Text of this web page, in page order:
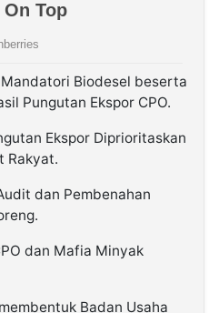
Biodesel beserta
Pungutan Ekspor CPO.
Ekspor Diprioritaskan
Rakyat.
dan Pembenahan
dan Mafia Minyak
Badan Usaha